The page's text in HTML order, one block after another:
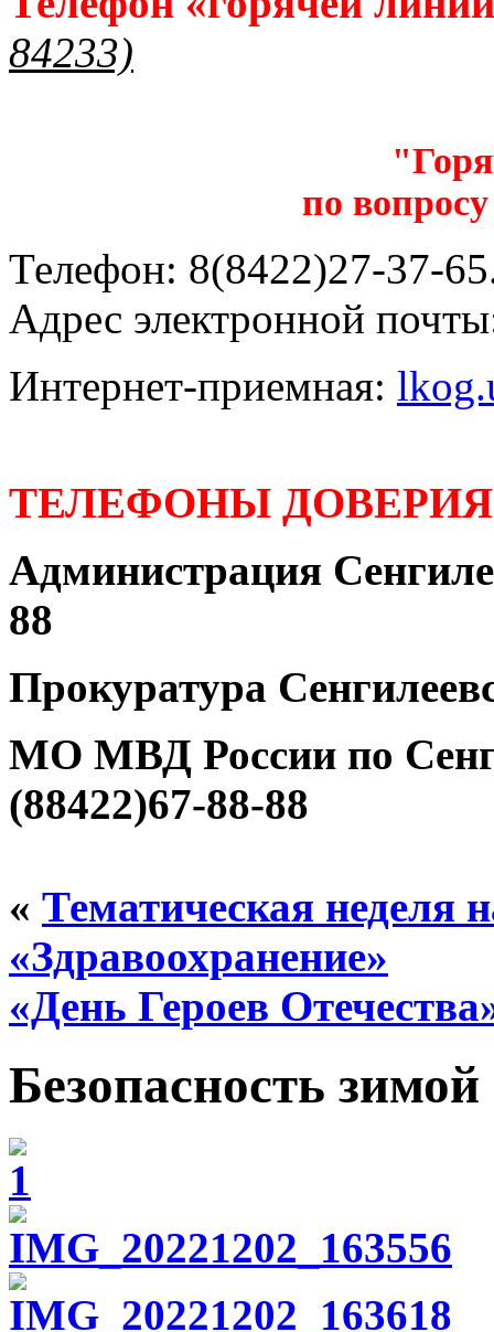
84233)
по
Телефон: 8(8422)27-37-
Адрес электронной
Интернет-приемная:
ТЕЛЕФОНЫ
Администрация
88
Прокуратура
МО МВД России по
(88422)67-88-88
« Тематическая неделя
«Здравоохранение»
«День Героев
Безопасность зимой